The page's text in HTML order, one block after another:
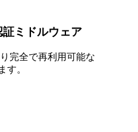
ミドルウェア
完全で再利用可能な
す。